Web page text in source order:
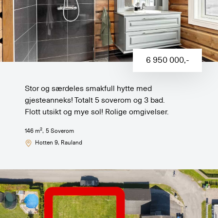
6 950 000,-
Stor og særdeles smakfull hytte med
gjesteanneks! Totalt 5 soverom og 3 bad.
Flott utsikt og mye sol! Rolige omgivelser.
146 m2, 5Soverom
Hotten 9, Rauland